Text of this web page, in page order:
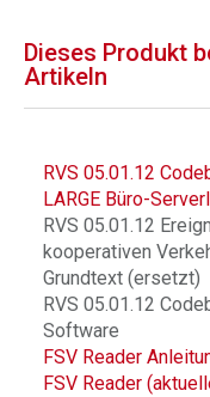
Dieses Produkt
Artikeln
RVS 05.01.12
LARGE Büro-
RVS 05.01.12
kooperativen
Grundtext (ersetzt)
RVS 05.01.12
Software
FSV Reader
FSV Reader